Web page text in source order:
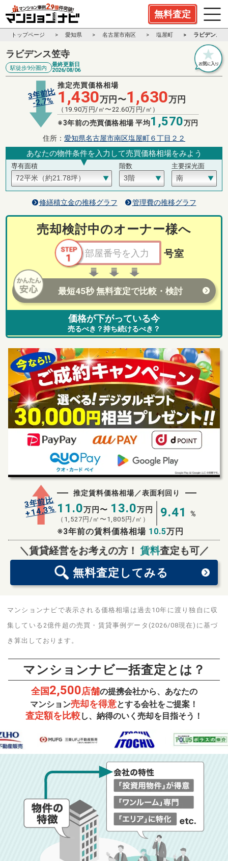
無料査定
トップページ 愛知県 名古屋市南区 塩屋町 ラビデンス
ラビデンス笠寺
駅徒歩9分圏内
最終更新日
2026/08/06
3年前比
-2.7%
推定売買価格相場
1,430万円〜1,630万円
（ 19.90万円/㎡〜22.60万円/㎡）
※3年前の売買価格相場 平均1,570万円
住所： 愛知県名古屋市南区塩屋町６丁目２２
あなたの物件条件を入力して売買価格相場をみよう
専有面積 階数 主要採光面
修繕積立金の推移グラフ 管理費の推移グラフ
売却検討中のオーナー様へ
号室
最短45秒 無料査定で比較・検討
価格が下がっている今
売るべき？持ち続けるべき？
3年前比
+14.3%
推定賃料価格相場／表面利回り
11.0万円〜 13.0万円
（ 1,527 円/㎡〜 1,805 円/㎡） 9.41 %
※3年前の賃料価格相場 10.5万円
＼賃貸経営をお考えの方！賃料査定も可／
無料査定 してみる
無料査定スタート！
マンションナビで表示される価格相場は過去10年に渡り独自に収
集している2億件超の売買・賃貸事例データ(2026/08現在)に基づ
き算出しております。
マンションナビ一括査定とは？
全国2,500店舗の提携会社から、あなたの
マンション売却を得意とする会社をご提案！
査定額を比較し、納得のいく売却を目指そう！